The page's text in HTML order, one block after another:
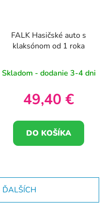
FALK Hasičské auto s
klaksónom od 1 roka
Skladom - dodanie 3-4 dni
49,40 €
DO KOŠÍKA